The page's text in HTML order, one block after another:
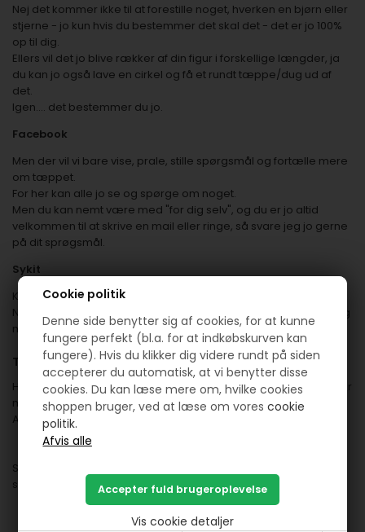
Cookie politik
Denne side benytter sig af cookies, for at kunne
fungere perfekt (bl.a. for at indkøbskurven kan
fungere). Hvis du klikker dig videre rundt på siden
accepterer du automatisk, at vi benytter disse
cookies. Du kan læse mere om, hvilke cookies
shoppen bruger, ved at læse om vorescookie
politik.
Vis cookie detaljer
Nej det kommer ikke til at forestille noget, hverken en bjørn eller
stjerne - jo kun hvis du bestemmer det skal det - det er jo 100%
op til dig.
Ellers vil det jo blive rækker af din figur i forskellige længder, ja
du kan jo også lave en cirkel og få et rundt tæppe/dug ud af
det.
Igen.... det bestemmer du jo.
Facebook
Men der vil vi bare vise, prale, stille spørgsmål og fortælle mere
om tæppet.
For her kan alle jo se og spørge om noget.
Men du kan nemt være med "for dig selv", og du er jo altid
velkommen til at skrive en mail eller ringe, så svare jeg jo gerne
på dit sprøgsmål.
Sykit
Kan jeg bestillet et sykit ??
Nej desværre ikke, men jeg vil da super super gerne hjælpe dig
med at finde nogle farver du kan bruge.
Tilmelding
Hvordan skal jeg tilmelde mig ?? Du skal ikke tilmelde dig - du er
med hvis du har lyst.
Alle er velkommen.
Se også disse indlæg om dette årstæppe - her får du sikker
svar på nogle af alle dine sprøgmål.